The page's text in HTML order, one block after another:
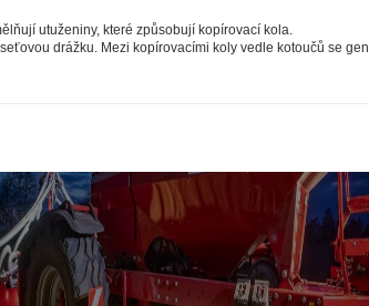
utuženiny, které způsobují kopírovací kola.
drážku. Mezi kopírovacími koly vedle kotoučů se